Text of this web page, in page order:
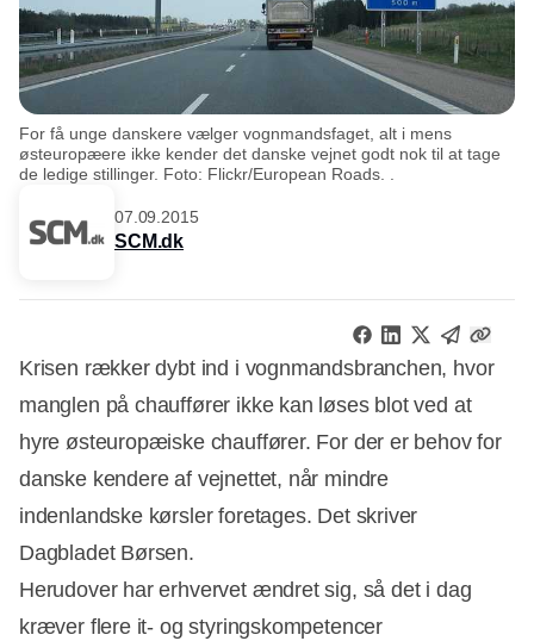
For få unge danskere vælger vognmandsfaget, alt i mens
østeuropæere ikke kender det danske vejnet godt nok til at tage
de ledige stillinger. Foto: Flickr/European Roads. .
07.09.2015
SCM.dk
Krisen rækker dybt ind i vognmandsbranchen, hvor
manglen på chauffører ikke kan løses blot ved at
hyre østeuropæiske chauffører. For der er behov for
danske kendere af vejnettet, når mindre
indenlandske kørsler foretages. Det skriver
Dagbladet Børsen.
Herudover har erhvervet ændret sig, så det i dag
kræver flere it- og styringskompetencer